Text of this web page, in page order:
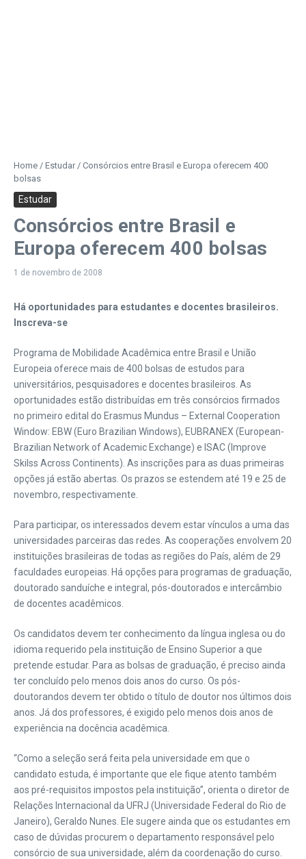
Home / Estudar / Consórcios entre Brasil e Europa oferecem 400
bolsas
Estudar
Consórcios entre Brasil e
Europa oferecem 400 bolsas
1 de novembro de 2008
Há oportunidades para estudantes e docentes brasileiros.
Inscreva-se
Programa de Mobilidade Acadêmica entre Brasil e União
Europeia oferece mais de 400 bolsas de estudos para
universitários, pesquisadores e docentes brasileiros. As
oportunidades estão distribuídas em três consórcios firmados
no primeiro edital do Erasmus Mundus – External Cooperation
Window: EBW (Euro Brazilian Windows), EUBRANEX (European-
Brazilian Network of Academic Exchange) e ISAC (Improve
Skilss Across Continents). As inscrições para as duas primeiras
opções já estão abertas. Os prazos se estendem até 19 e 25 de
novembro, respectivamente.
Para participar, os interessados devem estar vínculos a uma das
universidades parceiras das redes. As cooperações envolvem 20
instituições brasileiras de todas as regiões do País, além de 29
faculdades europeias. Há opções para programas de graduação,
doutorado sanduíche e integral, pós-doutorados e intercâmbio
de docentes acadêmicos.
Os candidatos devem ter conhecimento da língua inglesa ou do
idioma requerido pela instituição de Ensino Superior a que
pretende estudar. Para as bolsas de graduação, é preciso ainda
ter concluído pelo menos dois anos do curso. Os pós-
doutorandos devem ter obtido o título de doutor nos últimos dois
anos. Já dos professores, é exigido pelo menos dois anos de
experiência na docência acadêmica.
“Como a seleção será feita pela universidade em que o
candidato estuda, é importante que ele fique atento também
aos pré-requisitos impostos pela instituição”, orienta o diretor de
Relações Internacional da UFRJ (Universidade Federal do Rio de
Janeiro), Geraldo Nunes. Ele sugere ainda que os estudantes em
caso de dúvidas procurem o departamento responsável pelo
consórcio de sua universidade, além da coordenação do curso.